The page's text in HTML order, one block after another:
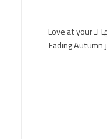
هناك العديد من التركيبات الموصى بها لـ Love at your